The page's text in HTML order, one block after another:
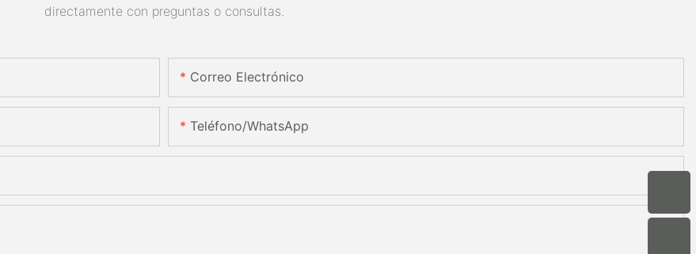
directamente con preguntas o consultas.
Correo Electrónico
Teléfono/WhatsApp